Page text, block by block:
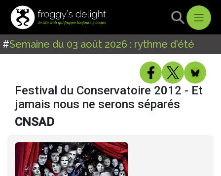
#Semaine du 03 août 2026 : rythme d'été
Festival du Conservatoire 2012 - Et
jamais nous ne serons séparés
CNSAD